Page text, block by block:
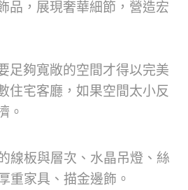
品，展現奢華細節，營造宏
足夠寬敞的空間才得以完美
住宅客廳，如果空間太小反
。
線板與層次、水晶吊燈、絲
重家具、描金邊飾。